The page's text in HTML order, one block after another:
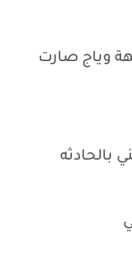
وياج صارت
بالحادثه